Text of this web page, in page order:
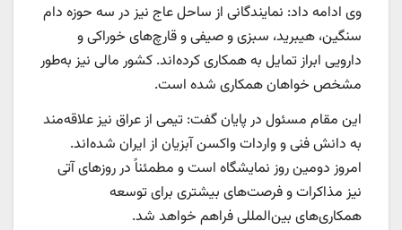
وی ادامه داد: نمایندگانی از ساحل عاج نیز در سه حوزه دام
سنگین، هیبرید، سبزی و صیفی و قارچ‌های خوراکی و
دارویی ابراز تمایل به همکاری کرده‌اند. کشور مالی نیز به‌طور
مشخص خواهان همکاری شده است.
این مقام مسئول در پایان گفت: تیمی از عراق نیز علاقه‌مند
به دانش فنی و واردات واکسن آبزیان از ایران شده‌اند.
امروز دومین روز نمایشگاه است و مطمئناً در روزهای آتی
نیز مذاکرات و فرصت‌های بیشتری برای توسعه
همکاری‌های بین‌المللی فراهم خواهد شد.